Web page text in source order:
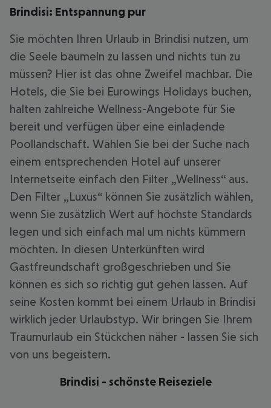
Brindisi: Entspannung pur
Sie möchten Ihren Urlaub in Brindisi nutzen, um
die Seele baumeln zu lassen und nichts tun zu
müssen? Hier ist das ohne Zweifel machbar. Die
Hotels, die Sie bei Eurowings Holidays buchen,
halten zahlreiche Wellness-Angebote für Sie
bereit und verfügen über eine einladende
Poollandschaft. Wählen Sie bei der Suche nach
einem entsprechenden Hotel auf unserer
Internetseite einfach den Filter „Wellness“ aus.
Den Filter „Luxus“ können Sie zusätzlich wählen,
wenn Sie zusätzlich Wert auf höchste Standards
legen und sich einfach mal um nichts kümmern
möchten. In diesen Unterkünften wird
Gastfreundschaft großgeschrieben und Sie
können es sich so richtig gut gehen lassen. Auf
seine Kosten kommt bei einem Urlaub in Brindisi
wirklich jeder Urlaubstyp. Wir bringen Sie Ihrem
Traumurlaub ein Stückchen näher - lassen Sie sich
von uns begeistern.
Brindisi - schönste Reiseziele